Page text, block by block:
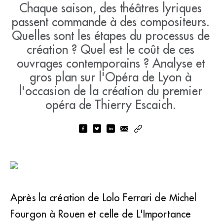
Chaque saison, des théâtres lyriques
passent commande à des compositeurs.
Quelles sont les étapes du processus de
création ? Quel est le coût de ces
ouvrages contemporains ? Analyse et
gros plan sur l'Opéra de Lyon à
l'occasion de la création du premier
opéra de Thierry Escaich.
Après la création de Lolo Ferrari de Michel
Fourgon à Rouen et celle de L'Importance